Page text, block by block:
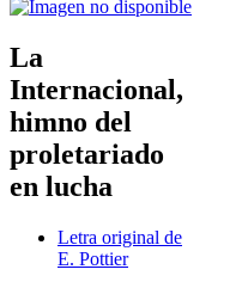
La
Internacional,
himno del
proletariado
en lucha
Letra original de
E. Pottier